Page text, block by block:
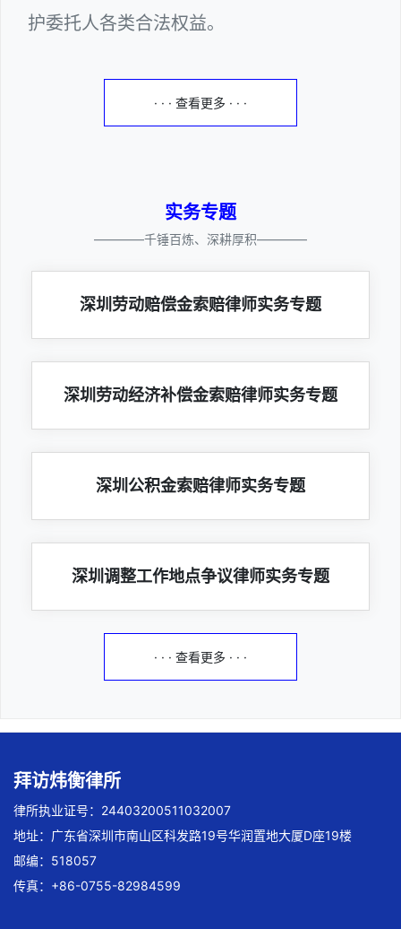
护委托人各类合法权益。
· · · 查看更多 · · ·
实务专题
————千锤百炼、深耕厚积————
深圳劳动赔偿金索赔律师实务专题
深圳劳动经济补偿金索赔律师实务专题
深圳公积金索赔律师实务专题
深圳调整工作地点争议律师实务专题
· · · 查看更多 · · ·
拜访炜衡律所
律所执业证号：24403200511032007
地址：广东省深圳市南山区科发路19号华润置地大厦D座19楼
邮编：518057
传真：+86-0755-82984599